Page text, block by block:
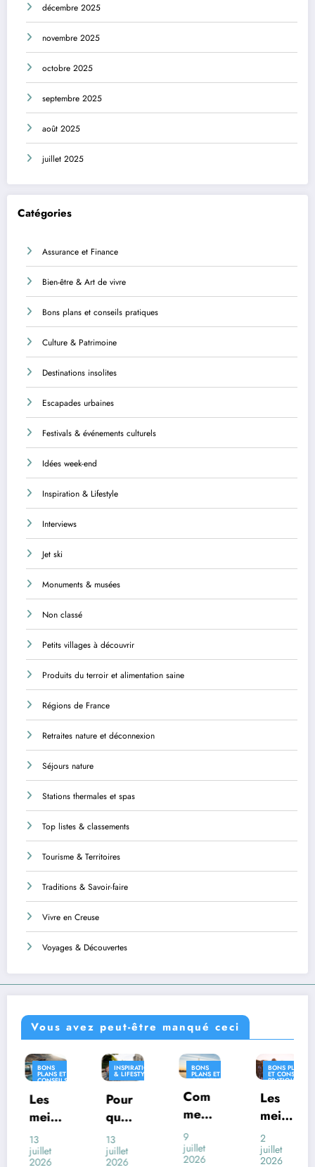
décembre 2025
novembre 2025
octobre 2025
septembre 2025
août 2025
juillet 2025
Catégories
Assurance et Finance
Bien-être & Art de vivre
Bons plans et conseils pratiques
Culture & Patrimoine
Destinations insolites
Escapades urbaines
Festivals & événements culturels
Idées week-end
Inspiration & Lifestyle
Interviews
Jet ski
Monuments & musées
Non classé
Petits villages à découvrir
Produits du terroir et alimentation saine
Régions de France
Retraites nature et déconnexion
Séjours nature
Stations thermales et spas
Top listes & classements
Tourisme & Territoires
Traditions & Savoir-faire
Vivre en Creuse
Voyages & Découvertes
Vous avez peut-être manqué ceci
INSPIRATION
& LIFESTYLE
Pour
quoi
nes
juillet
2026
BONS
PLANS ET
CONSEILS
Com
ment
ger
juillet
2026
BONS PLANS
ET CONSEILS
PRATIQUES
INSPIRATION
& LIFESTYLE
Les
meill
desti
juillet
2026
&
Où
vivre
Franc
juin
2026